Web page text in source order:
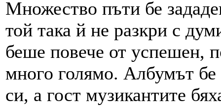
Множество пъти бе
той така й не разкри с
беше повече от успешен,
много голямо. Албумът бе
си, а гост музикантите